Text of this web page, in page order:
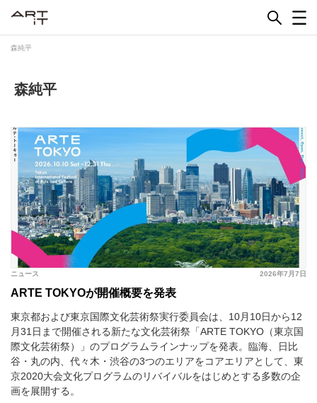
森純平
森純平
2026年7月7日
ニュース
ARTE TOKYOが開催概要を発表
東京都および東京国際文化芸術祭実行委員会は、10月10日から12
月31日まで開催される新たな文化芸術祭「ARTE TOKYO（東京国
際文化芸術祭）」のプログラムラインナップを発表。臨海、日比
谷・丸の内、代々木・渋谷の3つのエリアをコアエリアとして、東
京2020大会文化プログラムのリバイバルをはじめとする多数の企
画を展開する。